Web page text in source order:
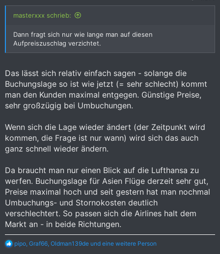
masterxxx schrieb:
Dann fragt sich nur wie lange man auf diesen
Aufpreiszuschlag verzichtet.
Das lässt sich relativ einfach sagen - solange die
Buchungslage so ist wie jetzt (= sehr schlecht) kommt
man den Kunden maximal entgegen. Günstige Preise,
sehr großzügig bei Umbuchungen.
Wenn sich die Lage wieder ändert (der Zeitpunkt wird
kommen, die Frage ist nur wann) wird sich das auch
ganz schnell wieder ändern.
Da braucht man nur einen Blick auf die Lufthansa zu
werfen. Buchungslage für Asien Flüge derzeit sehr gut,
Preise maximal hoch und seit gestern hat man nochmal
Umbuchungs- und Stornokosten deutlich
verschlechtert. So passen sich die Airlines halt dem
Markt an - in beide Richtungen.
R
pipo Graf66 Oldman139de und eine weitere Person